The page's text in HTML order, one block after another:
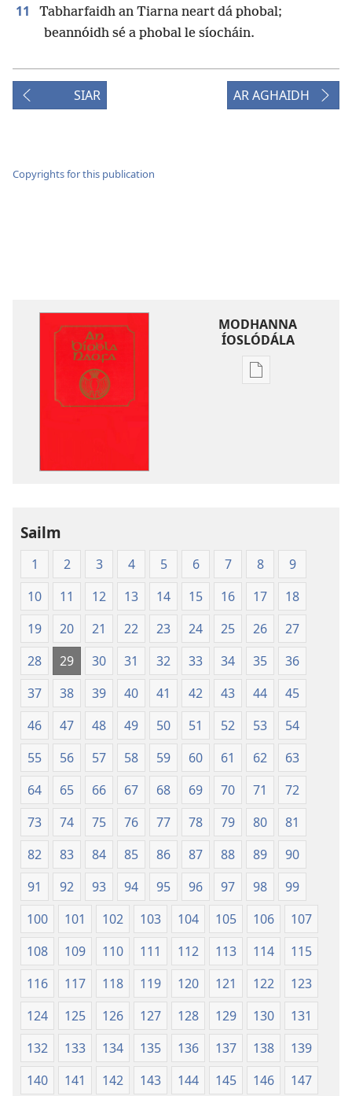
11
Tabharfaidh an Tiarna neart dá phobal;
beannóidh sé a phobal le síocháin.
SIAR AR AGHAIDH
Copyrights for this publication
MODHANNA
ÍOSLÓDÁLA
Modhanna
Sailm
1 2 3 4 5 6 7 8
9
10
11 12 13 14 15 16 17
18
19
20 21 22 23 24 25 26
27
28
29 30 31 32 33 34 35
36
37
38 39 40 41 42 43 44
45
46
47 48 49 50 51 52 53
54
55
56 57 58 59 60 61 62
63
64
65 66 67 68 69 70 71
72
73
74 75 76 77 78 79 80
81
82
83 84 85 86 87 88 89
90
91
92 93 94 95 96 97 98
99
100
101 102 103 104 105 106
107
108
109 110 111 112 113 114
115
116
117 118 119 120 121 122
123
124
125 126 127 128 129 130
131
132
133 134 135 136 137 138
139
140
141 142 143 144 145 146
147